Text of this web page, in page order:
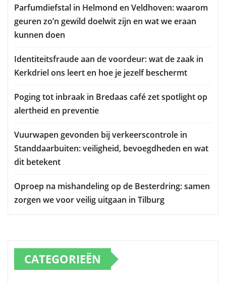
Parfumdiefstal in Helmond en Veldhoven: waarom
geuren zo’n gewild doelwit zijn en wat we eraan
kunnen doen
Identiteitsfraude aan de voordeur: wat de zaak in
Kerkdriel ons leert en hoe je jezelf beschermt
Poging tot inbraak in Bredaas café zet spotlight op
alertheid en preventie
Vuurwapen gevonden bij verkeerscontrole in
Standdaarbuiten: veiligheid, bevoegdheden en wat
dit betekent
Oproep na mishandeling op de Besterdring: samen
zorgen we voor veilig uitgaan in Tilburg
CATEGORIEËN